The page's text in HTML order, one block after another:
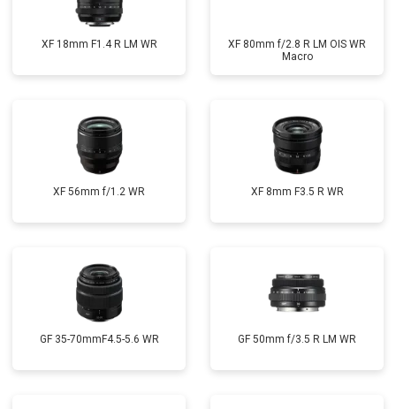
XF 18mm F1.4 R LM WR
XF 80mm f/2.8 R LM OIS WR
Macro
XF 56mm f/1.2 WR XF 8mm F3.5 R WR
GF 35-70mmF4.5-5.6 WR GF 50mm f/3.5 R LM WR